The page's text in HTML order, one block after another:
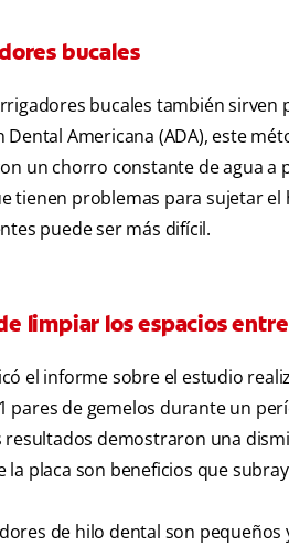
bucales
bucales también
Dental Americana (ADA), este
un chorro constante de agua a
tienen problemas para sujetar
puede ser más difícil.
limpiar los espacios
el informe sobre el estudio
pares de gemelos durante un
resultados demostraron una
la placa son beneficios que
de hilo dental son